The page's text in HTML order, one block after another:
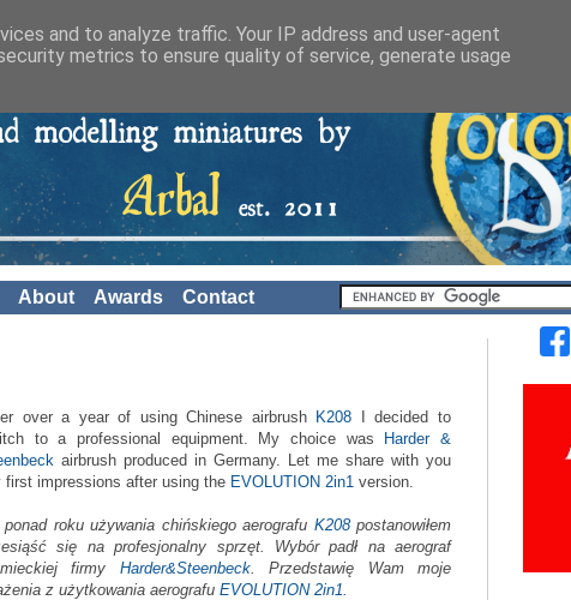
About Awards Contact
over a year of using Chinese airbrush K208 I decided to
to a professional equipment. My choice was Harder &
airbrush produced in Germany. Let me share with you
first impressions after using the EVOLUTION 2in1 version.
ponad roku używania chińskiego aerografu K208postanowiłem
się na profesjonalny sprzęt. Wybór padł na aerograf
firmy Harder&Steenbeck. Przedstawię Wam moje
z użytkowania aerografu EVOLUTION 2in1
and to analyze traffic. Your IP address and user-agent
metrics to ensure quality of service, generate usage